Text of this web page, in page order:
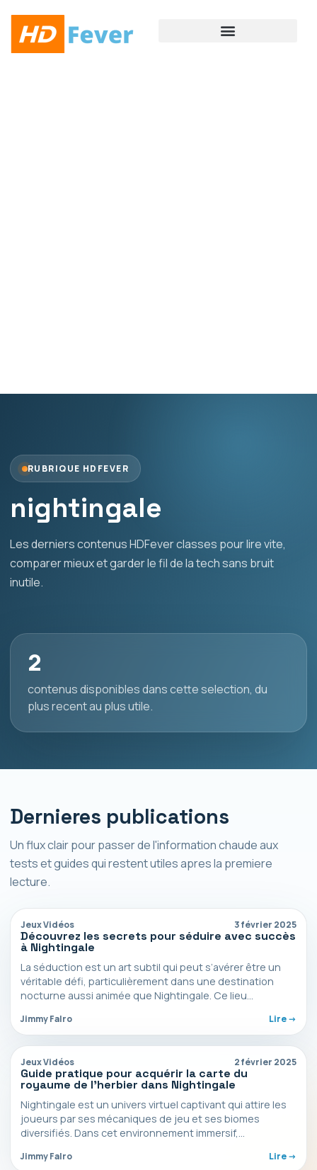
RUBRIQUE HDFEVER
nightingale
Les derniers contenus HDFever classes pour lire vite,
comparer mieux et garder le fil de la tech sans bruit
inutile.
2
contenus disponibles dans cette selection, du
plus recent au plus utile.
Dernieres publications
Un flux clair pour passer de l'information chaude aux
tests et guides qui restent utiles apres la premiere
lecture.
Jeux Vidéos 3 février 2025
Découvrez les secrets pour séduire avec succès
à Nightingale
La séduction est un art subtil qui peut s’avérer être un
véritable défi, particulièrement dans une destination
nocturne aussi animée que Nightingale. Ce lieu…
Jimmy Falro Lire ->
Jeux Vidéos 2 février 2025
Guide pratique pour acquérir la carte du
royaume de l’herbier dans Nightingale
Nightingale est un univers virtuel captivant qui attire les
joueurs par ses mécaniques de jeu et ses biomes
diversifiés. Dans cet environnement immersif,
Jimmy Falro Lire ->